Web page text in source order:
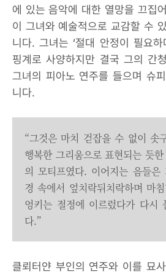
에 있는 음악에 대한 열망을 끄집
이 그녀와 예술적으로 교감할 수
니다. 그녀는 ‘절대 안정이 필요하
핑계로 사양하지만 결국 그의 간
그녀의 피아노 연주를 들으며 슈
니다.
“그것은 마치 걷잡을 수 없이 솟
행복한 그리움으로 표현되는 듯
의 모티프였다. 이어지는 음들
경 속에서 엎치락뒤치락하며 마
엉키는 절정에 이르렀다가 다시
다.”
클뢰터얀 부인의 연주와 이를 묘